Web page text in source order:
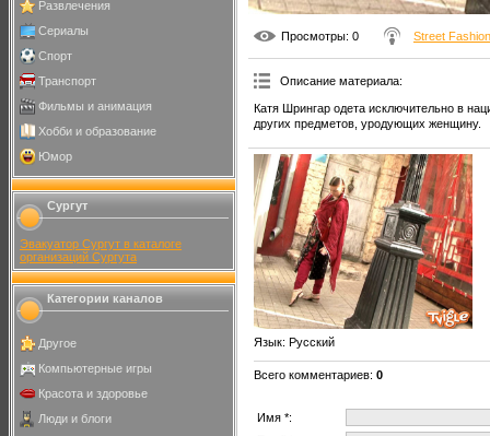
Развлечения
Сериалы
Спорт
Транспорт
Фильмы и анимация
Хобби и образование
Юмор
Сургут
Эвакуатор Сургут в каталоге
организаций Сургута
Категории каналов
Другое
Компьютерные игры
Красота и здоровье
Люди и блоги
Просмотры: 0 Street Fashion
Описание материала:
Катя Шрингар одета исключительно в
других предметов, уродующих женщину.
Язык: Русский
Всего комментариев: 0
Имя *: